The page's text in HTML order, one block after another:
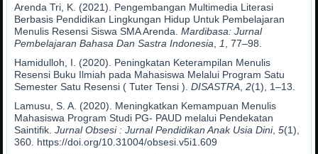
Arenda Tri, K. (2021). Pengembangan Multimedia Literasi
Berbasis Pendidikan Lingkungan Hidup Untuk Pembelajaran
Menulis Resensi Siswa SMA Arenda.Mardibasa: Jurnal
Pembelajaran Bahasa Dan Sastra Indonesia
1
, 77–98.
Hamidulloh, I. (2020). Peningkatan Keterampilan Menulis
Resensi Buku Ilmiah pada Mahasiswa Melalui Program Satu
Semester Satu Resensi ( Tuter Tensi ).DISASTRA ,2(1), 1–13.
Lamusu, S. A. (2020). Meningkatkan Kemampuan Menulis
Mahasiswa Program Studi PG- PAUD melalui Pendekatan
Saintifik.Jurnal Obsesi : Jurnal Pendidikan Anak Usia Dini,5(1),
360. https://doi.org/10.31004/obsesi.v5i1.609